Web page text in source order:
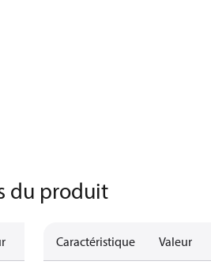
du produit
Caractéristique Valeur